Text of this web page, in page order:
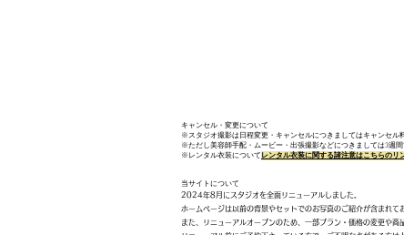
キャンセル・変更について
※スタジオ撮影は日程変更・キャンセルにつきましてはキャンセル
※ただし美容師手配・ムービー・出張撮影などにつきましては3週間
※レンタル衣装について レンタル衣装に関する諸注意はこちらのリ
当サイトについて
2024年8月にスタジオを全面リニューアルしました。
ホームページは以前の背景やセットでのお写真のご紹介が含まれて
​また、リニューアルオープンのため、一部プラン・価格の変更や商